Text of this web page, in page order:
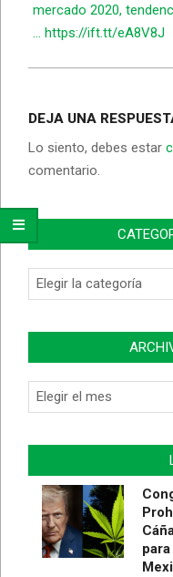
mercado 2020,
… https://ift.tt/eA8V8J
DEJA UNA
Lo siento, debes estar
comentario.
Categorías
de
Archivo
de